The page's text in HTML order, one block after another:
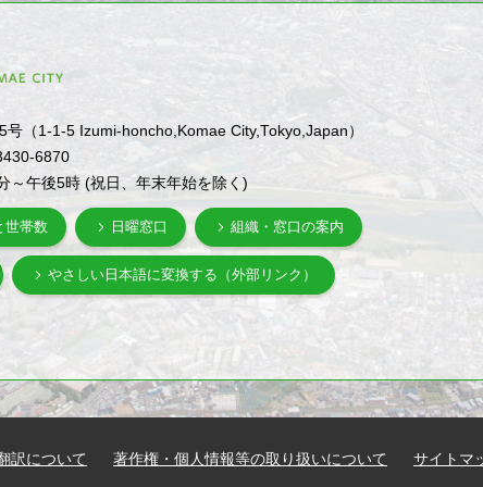
号（1-1-5 Izumi-honcho,Komae City,Tokyo,Japan）
6870
～午後5時 (祝日、年末年始を除く)
世帯数 日曜窓口 組織・窓口の案内
やさしい日本語に変換する（外部リンク）
訳について 著作権・個人情報等の取り扱いについて サイトマ